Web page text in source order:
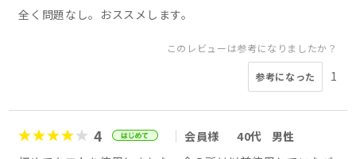
全く問題なし。おススメします。
このレビューは参考になりましたか？
参考になった 1
4 会員様 40代
男性